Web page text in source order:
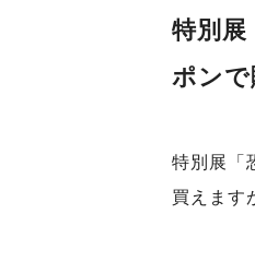
特別
ポン
特別展「
買えます